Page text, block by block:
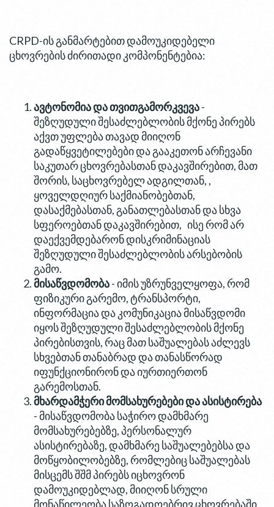
CRPD-ის განმარტებით დამოუკიდებელი
ცხოვრების ძირითადი კომპონენტებია:
ავტონომია და თვითგამორკვევა-
შეზღუდული შესაძლებლობის მქონე პირებს
აქვთ უფლება თავად მიიღონ
გადაწყვეტილებები და გააკეთონ არჩევანი
საკუთარ ცხოვრებასთან დაკავშირებით, მათ
შორის, საცხოვრებელ ადგილთან, ,
ყოველდღიურ საქმიანობებთან,
დასაქმებასთან, განათლებასთან და სხვა
სფეროებთან დაკავშირებით, ისე რომ არ
დაექვემდებარონ დისკრიმინაციას
შეზღუდული შესაძლებლობის არსებობის
გამო.
მისაწვდომობა- იმის უზრუნველყოფა, რომ
ფიზიკური გარემო, ტრანსპორტი,
ინფორმაცია და კომუნიკაცია მისაწვდომი
იყოს შეზღუდული შესაძლებლობის მქონე
პირებისთვის, რაც მათ საშუალებას აძლევს
სხვებთან თანაბრად და თანასწორად
იფუნქციონირონ და იურთიერთონ
გარემოსთან.
მხარდამჭერი მომსახურებები და ასისტირება
- მისაწვდომობა საჭირო დამხმარე
მომსახურებებზე, პერსონალურ
ასისტირებაზე, დამხმარე საშუალებებსა და
მოწყობილობებზე, რომლებიც საშუალებას
მისცემს შშმ პირებს იცხოვრონ
დამოუკიდებლად, მიიღონ სრული
მონაწილეობა საზოგადოებრივ ცხოვრებაში